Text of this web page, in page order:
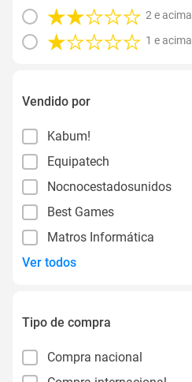
2 e acima
1 e acima
Vendido por
Kabum!
Equipatech
Nocnocestadosunidos
Best Games
Matros Informática
Ver todos
Tipo de compra
Compra nacional